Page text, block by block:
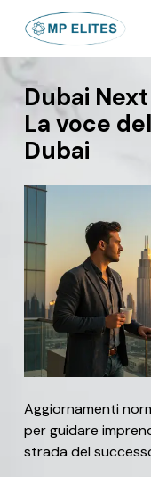
Dubai
La voce
Dubai
Aggiornamenti
per guidare
strada del